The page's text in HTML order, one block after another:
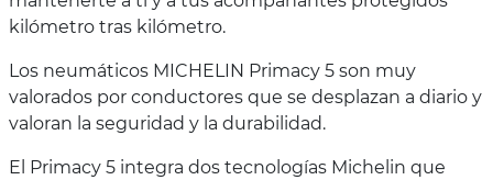
kilómetro tras kilómetro.
Los neumáticos MICHELIN Primacy 5 son muy
valorados por conductores que se desplazan a diario y
valoran la seguridad y la durabilidad.
El Primacy 5 integra dos tecnologías Michelin que